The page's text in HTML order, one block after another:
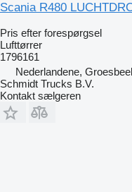
Scania R480
Pris efter forespørgsel
Lufttørrer
1796161
Nederlandene,
Schmidt Trucks B.V.
Kontakt sælgeren